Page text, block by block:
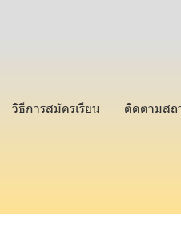
วิธีการสมัครเรียน ติดตามสถ